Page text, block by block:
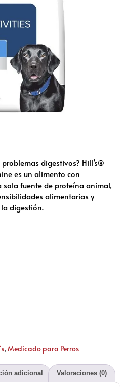
digestivos? Hill’s®
es un alimento con
fuente de proteína animal,
alimentarias y
digestión.
, Medicado para Perros
adicional Valoraciones (0)